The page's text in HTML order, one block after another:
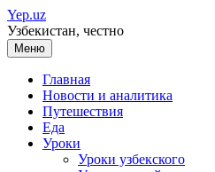
Перейти
к
содержимому
Yep.uz
Узбекистан, честно
Меню
Главная
Новости и аналитика
Путешествия
Еда
Уроки
Уроки узбекского